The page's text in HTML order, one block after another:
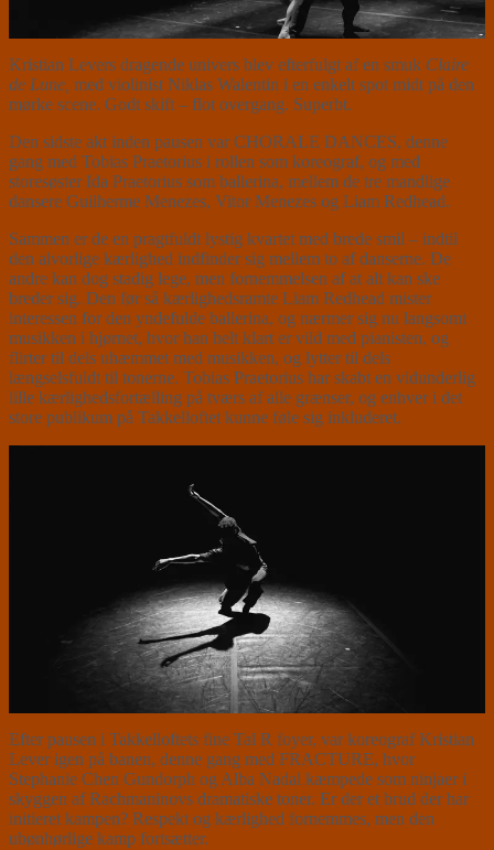
Kristian Levers dragende univers blev efterfulgt af en smuk Claire
de Lune, med violinist Niklas Walentin i en enkelt spot midt på den
mørke scene. Godt skift – flot overgang. Superbt.
Den sidste akt inden pausen var CHORALE DANCES, denne
gang med Tobias Praetorius i rollen som koreograf, og med
storesøster Ida Praetorius som ballerina, mellem de tre mandlige
dansere Guilherme Menezes, Vitor Menezes og Liam Redhead.
Sammen er de en pragtfuldt lystig kvartet med brede smil – indtil
den alvorlige kærlighed indfinder sig mellem to af danserne. De
andre kan dog stadig lege, men fornemmelsen af at alt kan ske
breder sig. Den før så kærlighedsramte Liam Redhead mister
interessen for den yndefulde ballerina, og nærmer sig nu langsomt
musikken i hjørnet, hvor han helt klart er vild med pianisten, og
flirter til dels uhæmmet med musikken, og lytter til dels
længselsfuldt til tonerne. Tobias Praetorius har skabt en vidunderlig
lille kærlighedsfortælling på tværs af alle grænser, og enhver i det
store publikum på Takkelloftet kunne føle sig inkluderet.
Efter pausen i Takkelloftets fine Tal R foyer, var koreograf Kristian
Lever igen på banen, denne gang med FRACTURE, hvor
Stephanie Chen Gundorph og Alba Nadal kæmpede som ninjaer i
skyggen af Rachmaninovs dramatiske toner. Er der et brud der har
initieret kampen? Respekt og kærlighed fornemmes, men den
ubønhørlige kamp fortsætter.